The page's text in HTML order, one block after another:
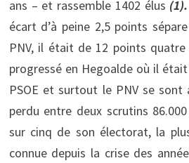
ans – et rassemble 1402 élus (1).
écart d’à peine 2,5 points
PNV, il était de 12 points
progressé en Hegoalde où il
PSOE et surtout le PNV se sont
perdu entre deux scrutins
sur cinq de son électorat, la
connue depuis la crise des